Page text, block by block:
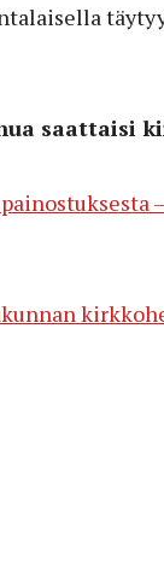
saattaisi